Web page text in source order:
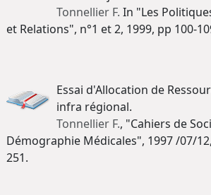
Tonnellier F. In "Les
et Relations", n°1 et 2, 1999, pp 100-
Essai d'Allocation de
infra régional.
Tonnellier F., "Cahiers de
Démographie Médicales", 1997 /07/
251.